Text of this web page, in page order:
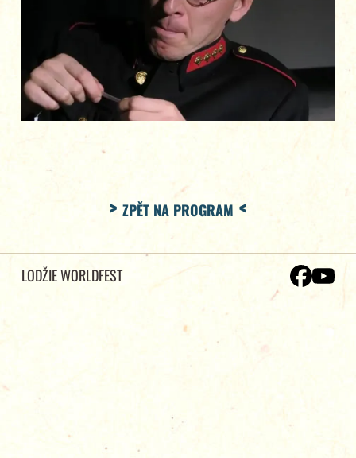
ZPĚT NA PROGRAM
LODŽIE WORLDFEST